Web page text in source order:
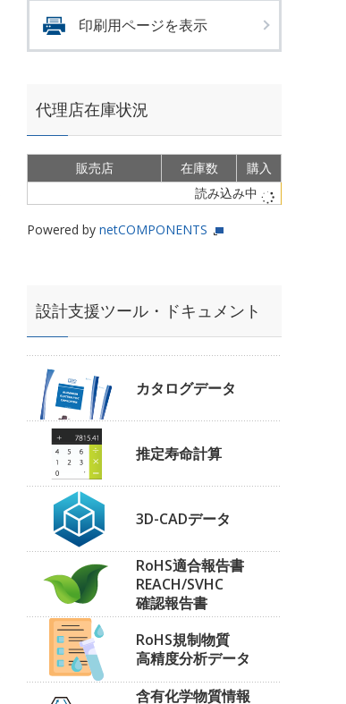
印刷用ページを表示
代理店在庫状況
販売店 在庫数
購入
読み込み中
Powered by netCOMPONENTS
設計支援ツール・ドキュメント
カタログデータ
推定寿命計算
3D-CADデータ
RoHS適合報告書
REACH/SVHC
確認報告書
RoHS規制物質
高精度分析データ
含有化学物質情報